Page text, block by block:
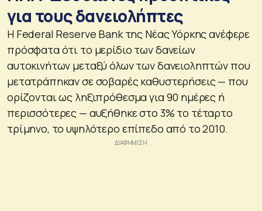
για τους δανειολήπτες
Η Federal Reserve Bank της Νέας Υόρκης ανέφερε
πρόσφατα ότι το μερίδιο των δανείων
αυτοκινήτων μεταξύ όλων των δανειοληπτών που
μετατράπηκαν σε σοβαρές καθυστερήσεις — που
ορίζονται ως ληξιπρόθεσμα για 90 ημέρες ή
περισσότερες — αυξήθηκε στο 3% το τέταρτο
τρίμηνο, το υψηλότερο επίπεδο από το 2010.